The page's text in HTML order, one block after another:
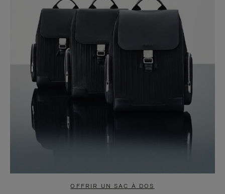
OFFRIR UN SAC À DOS